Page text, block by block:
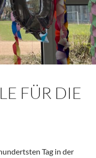
FÜR DIE
Tag in der